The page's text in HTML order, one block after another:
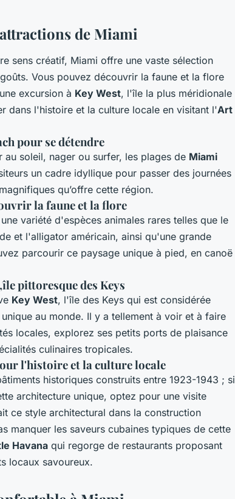
de Miami
sens créatif, Miami offre une vaste sélection
Vous pouvez découvrir la faune et la flore
excursion à Key West, l'île la plus méridionale
dans l'histoire et la culture locale en visitant l'Art
pour se détendre
soleil, nager ou surfer, les plages de Miami
un cadre idyllique pour passer des journées
qu’offre cette région.
la faune et la flore
variété d'espèces animales rares telles que le
et l'alligator américain, ainsi qu'une grande
parcourir ce paysage unique à pied, en canoë
pittoresque des Keys
Key West, l'île des Keys qui est considérée
au monde. Il y a tellement à voir et à faire
locales, explorez ses petits ports de plaisance
culinaires tropicales.
l'histoire et la culture locale
historiques construits entre 1923-1943 ; si
architecture unique, optez pour une visite
ce style architectural dans la construction
manquer les saveurs cubaines typiques de cette
Havana qui regorge de restaurants proposant
locaux savoureux.